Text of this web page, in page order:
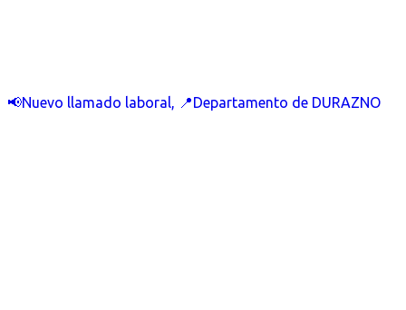
📢Nuevo llamado laboral, 📍Departamento de DURAZNO